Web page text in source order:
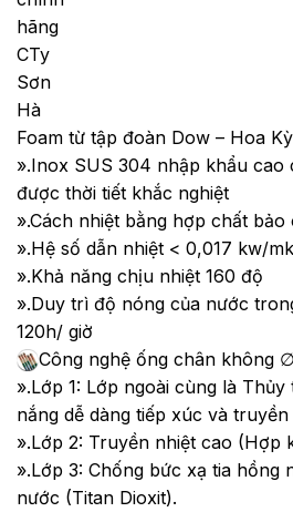
Foam từ tập đoàn Dow – Hoa Kỳ
».Inox SUS 304 nhập khẩu cao
được thời tiết khắc nghiệt
».Cách nhiệt bằng hợp chất
».Hệ số dẫn nhiệt < 0,017 kw/
».Khả năng chịu nhiệt 160 độ
».Duy trì độ nóng của nước
120h/ giờ
Công nghệ ống chân không
».Lớp 1: Lớp ngoài cùng là
nắng dễ dàng tiếp xúc và truyền
».Lớp 2: Truyền nhiệt cao (Hợp
».Lớp 3: Chống bức xạ tia hồng
nước (Titan Dioxit).